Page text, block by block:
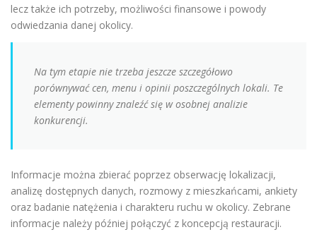
lecz także ich potrzeby, możliwości finansowe i powody
odwiedzania danej okolicy.
Na tym etapie nie trzeba jeszcze szczegółowo
porównywać cen, menu i opinii poszczególnych lokali. Te
elementy powinny znaleźć się w osobnej analizie
konkurencji.
Informacje można zbierać poprzez obserwację lokalizacji,
analizę dostępnych danych, rozmowy z mieszkańcami, ankiety
oraz badanie natężenia i charakteru ruchu w okolicy. Zebrane
informacje należy później połączyć z koncepcją restauracji.